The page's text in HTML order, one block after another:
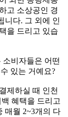
고 소상공인 경
니다. 그 외에 인
을 드리고 있습
비자들은 어떤
있는 거예요?
제하실 때 인천
혜택을 드리고
매월 2~3개의 다